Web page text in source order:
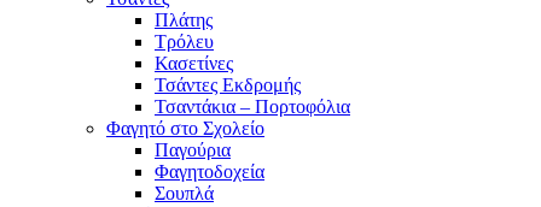
Πλάτης
Τρόλευ
Κασετίνες
Τσάντες Εκδρομής
Τσαντάκια – Πορτοφόλια
Φαγητό στο Σχολείο
Παγούρια
Φαγητοδοχεία
Σουπλά